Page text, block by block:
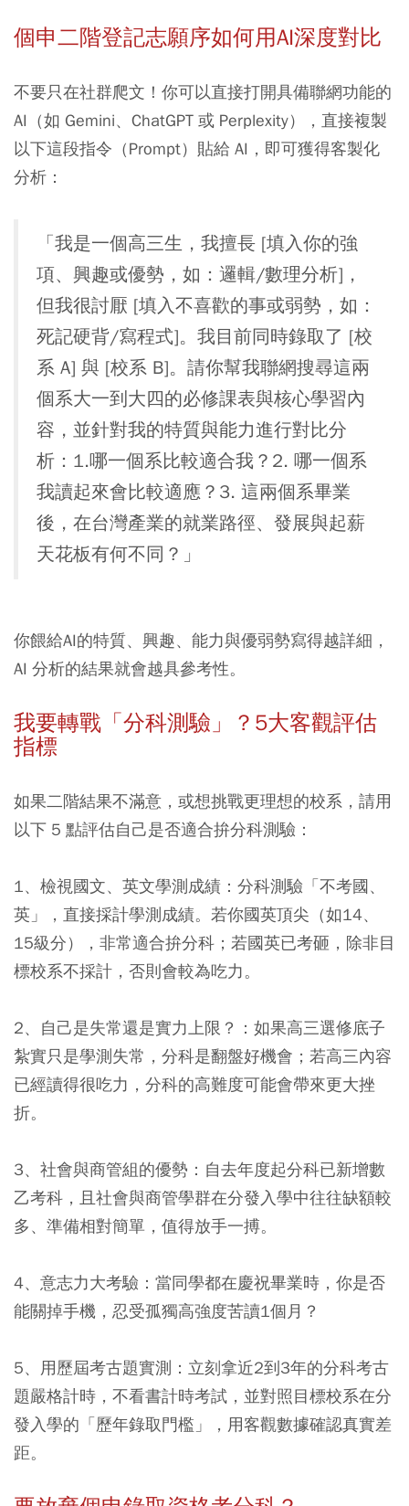
個申二階登記志願序如何用AI深度對比
不要只在社群爬文！你可以直接打開具備聯網功能的
AI（如 Gemini、ChatGPT 或 Perplexity），直接複製
以下這段指令（Prompt）貼給 AI，即可獲得客製化
分析：
「我是一個高三生，我擅長 [填入你的強
項、興趣或優勢，如：邏輯/數理分析]，
但我很討厭 [填入不喜歡的事或弱勢，如：
死記硬背/寫程式]。我目前同時錄取了 [校
系 A] 與 [校系 B]。請你幫我聯網搜尋這兩
個系大一到大四的必修課表與核心學習內
容，並針對我的特質與能力進行對比分
析：1.哪一個系比較適合我？2. 哪一個系
我讀起來會比較適應？3. 這兩個系畢業
後，在台灣產業的就業路徑、發展與起薪
天花板有何不同？」
你餵給AI的特質、興趣、能力與優弱勢寫得越詳細，
AI 分析的結果就會越具參考性。
我要轉戰「分科測驗」？5大客觀評估
指標
如果二階結果不滿意，或想挑戰更理想的校系，請用
以下 5 點評估自己是否適合拚分科測驗：
1、檢視國文、英文學測成績：分科測驗「不考國、
英」，直接採計學測成績。若你國英頂尖（如14、
15級分），非常適合拚分科；若國英已考砸，除非目
標校系不採計，否則會較為吃力。
2、自己是失常還是實力上限？：如果高三選修底子
紮實只是學測失常，分科是翻盤好機會；若高三內容
已經讀得很吃力，分科的高難度可能會帶來更大挫
折。
3、社會與商管組的優勢：自去年度起分科已新增數
乙考科，且社會與商管學群在分發入學中往往缺額較
多、準備相對簡單，值得放手一搏。
4、意志力大考驗：當同學都在慶祝畢業時，你是否
能關掉手機，忍受孤獨高強度苦讀1個月？
5、用歷屆考古題實測：立刻拿近2到3年的分科考古
題嚴格計時，不看書計時考試，並對照目標校系在分
發入學的「歷年錄取門檻」，用客觀數據確認真實差
距。